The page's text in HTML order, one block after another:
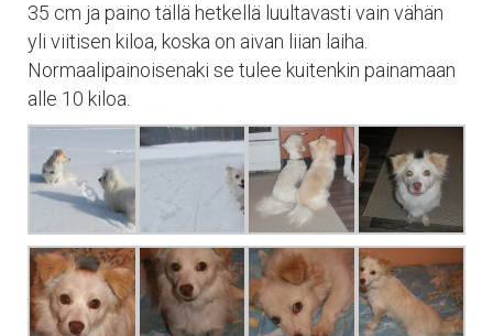
35 cm ja paino tällä hetkellä luultavasti vain vähän
yli viitisen kiloa, koska on aivan liian laiha.
Normaalipainoisenaki se tulee kuitenkin painamaan
alle 10 kiloa.